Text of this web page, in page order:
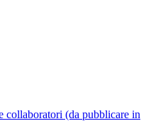
collaboratori (da pubblicare in